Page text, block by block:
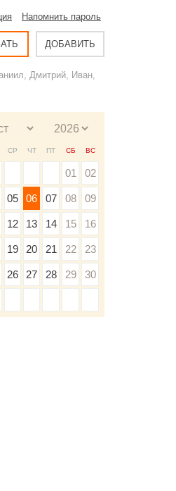
Напомнить пароль
ДОБАВИТЬ
Дмитрий, Иван,
СР ЧТ ПТ СБ ВС
01 02
05 06 07 08 09
12 13 14 15 16
19 20 21 22 23
26 27 28 29 30